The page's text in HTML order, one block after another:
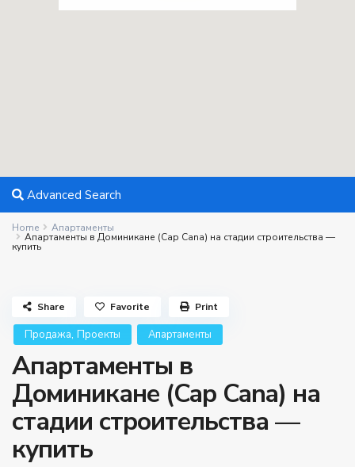
Advanced Search
Home Апартаменты
Апартаменты в Доминикане (Cap Cana) на стадии строительства —
купить
Продажа, Проекты Апартаменты
Апартаменты в
Доминикане (Cap Cana) на
стадии строительства —
купить
Share Favorite Print